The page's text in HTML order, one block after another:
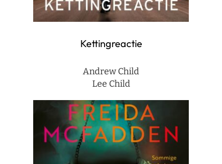
Kettingreactie
Andrew Child
Lee Child